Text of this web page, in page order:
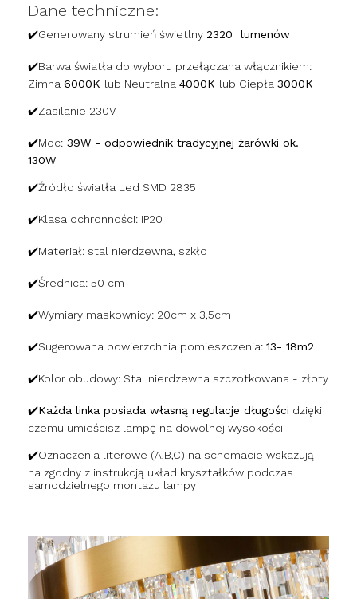
Dane techniczne:
✔️Generowany strumień świetlny 2320 lumenów
✔️Barwa światła do wyboru przełączana włącznikiem:
Zimna 6000K lub Neutralna 4000K lub Ciepła 3000K
✔️Zasilanie 230V
✔️Moc: 39W - odpowiednik tradycyjnej żarówki ok.
130W
✔️Źródło światła Led SMD 2835
✔️Klasa ochronności: IP20
✔️Materiał: stal nierdzewna, szkło
✔️Średnica: 50 cm
✔️Wymiary maskownicy: 20cm x 3,5cm
✔️Sugerowana powierzchnia pomieszczenia: 13- 18m2
✔️Kolor obudowy: Stal nierdzewna szczotkowana - złoty
✔️Każda linka posiada własną regulacje długości dzięki
czemu umieścisz lampę na dowolnej wysokości
✔️Oznaczenia literowe (A,B,C) na schemacie wskazują
na zgodny z instrukcją układ kryształków podczas
samodzielnego montażu lampy